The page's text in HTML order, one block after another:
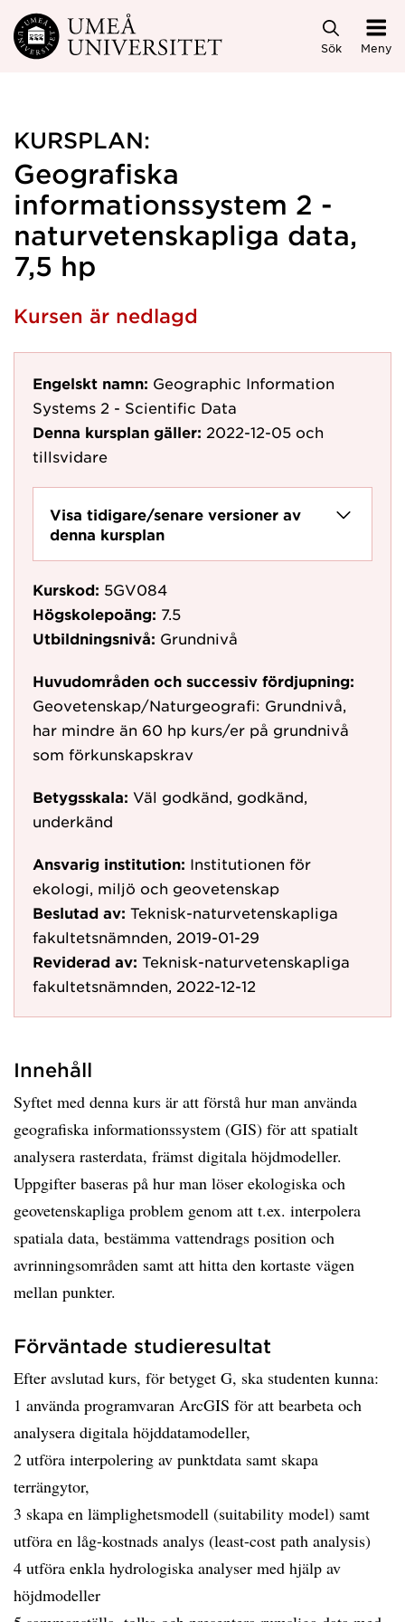
Hoppa direkt till innehållet
Sök Meny
KURSPLAN:
Geografiska
informationssystem 2 -
naturvetenskapliga data,
7,5 hp
Kursen är nedlagd
Engelskt namn: Geographic Information
Systems 2 - Scientific Data
Denna kursplan gäller: 2022-12-05 och
tillsvidare
Visa tidigare/senare versioner av
denna kursplan
Kurskod: 5GV084
Högskolepoäng: 7.5
Utbildningsnivå: Grundnivå
Huvudområden och successiv fördjupning:
Geovetenskap/Naturgeografi: Grundnivå,
har mindre än 60 hp kurs/er på grundnivå
som förkunskapskrav
Betygsskala: Väl godkänd, godkänd,
underkänd
Ansvarig institution: Institutionen för
ekologi, miljö och geovetenskap
Beslutad av: Teknisk-naturvetenskapliga
fakultetsnämnden, 2019-01-29
Reviderad av: Teknisk-naturvetenskapliga
fakultetsnämnden, 2022-12-12
Innehåll
Syftet med denna kurs är att förstå hur man använda
geografiska informationssystem (GIS) för att spatialt
analysera rasterdata, främst digitala höjdmodeller.
Uppgifter baseras på hur man löser ekologiska och
geovetenskapliga problem genom att t.ex. interpolera
spatiala data, bestämma vattendrags position och
avrinningsområden samt att hitta den kortaste vägen
mellan punkter.
Förväntade studieresultat
Efter avslutad kurs, för betyget G, ska studenten kunna:
1 använda programvaran ArcGIS för att bearbeta och
analysera digitala höjddatamodeller,
2 utföra interpolering av punktdata samt skapa
terrängytor,
3 skapa en lämplighetsmodell (suitability model) samt
utföra en låg-kostnads analys (least-cost path analysis)
4 utföra enkla hydrologiska analyser med hjälp av
höjdmodeller